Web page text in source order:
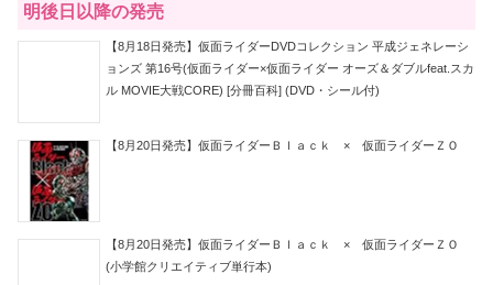
明後日以降の発売
【8月18日発売】仮面ライダーDVDコレクション 平成ジェネレーシ
ョンズ 第16号(仮面ライダー×仮面ライダー オーズ＆ダブルfeat.スカ
ル MOVIE大戦CORE) [分冊百科] (DVD・シール付)
【8月20日発売】仮面ライダーＢｌａｃｋ × 仮面ライダーＺＯ
【8月20日発売】仮面ライダーＢｌａｃｋ × 仮面ライダーＺＯ
(小学館クリエイティブ単行本)